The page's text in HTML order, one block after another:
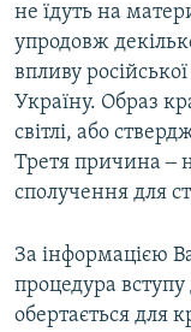
не їдуть на
упродовж
впливу
Україну. Образ
світлі, або
Третя причина ‒
сполучення для
За інформацією
процедура
обертається для